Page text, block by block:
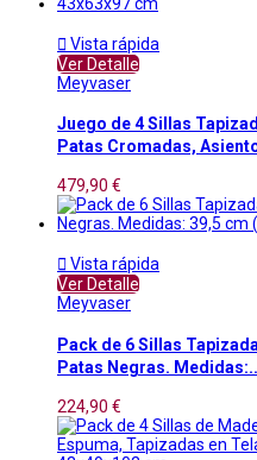
 Vista rápida
Ver Detalle
Meyvaser
Juego de 4 Sillas
Patas Cromadas,
479,90 €
 Vista rápida
Ver Detalle
Meyvaser
Pack de 6 Sillas
Patas Negras.
224,90 €